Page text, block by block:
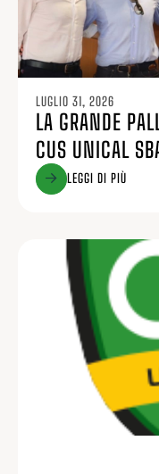
LUGLIO 31, 2026
LA GRANDE
CUS UNICAL
LEGGI DI PIÙ